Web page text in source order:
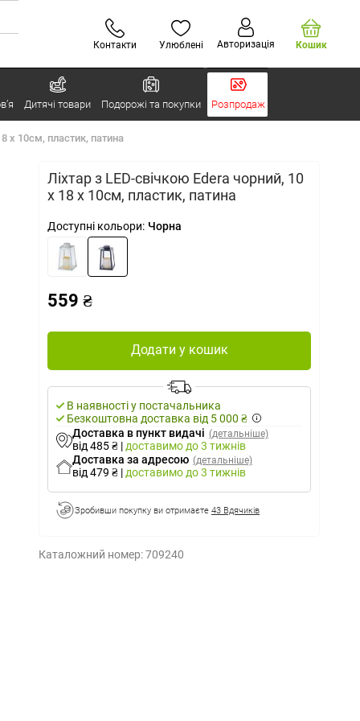
Контакти Улюблені Авторизація Кошик
Дитячі товари Подорожі та покупки Розпродаж
x 10см, пластик, патина
Ліхтар з LED-свічкою Edera чорний, 10
x 18 x 10см, пластик, патина
Доступні кольори: Чорна
559 ₴
Додати у кошик
В наявності у постачальника
Безкоштовна доставка від 5 000 ₴
Доставка в пункт видачі (детальніше)
від 485 ₴ | доставимо до 3 тижнів
Доставка за адресою (детальніше)
від 479 ₴ | доставимо до 3 тижнів
Зробивши покупку ви отримаєте 43 Вдячиків
Каталожний номер:709240